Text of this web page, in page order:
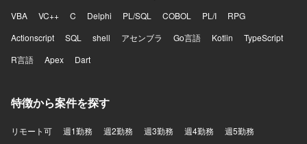
VBA
VC++ C Delphi PL/SQL COBOL PL/I
RPG
Actionscript
SQL shell アセンブラ Go言語 Kotlin
TypeScript
R言語
Apex Dart
特徴から案件を探す
リモート可 週1勤務 週2勤務 週3勤務 週4勤務 週5勤務